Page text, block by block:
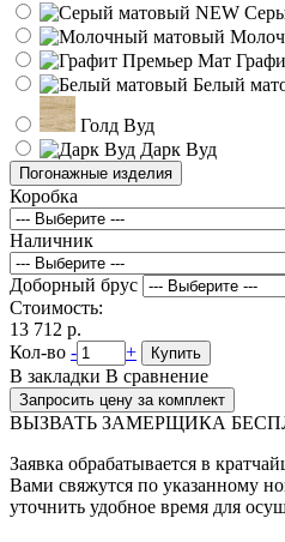
Белый
Голд Вуд
Дарк Вуд
Погонажные изделия
Коробка
Наличник
Доборный брус
Стоимость:
13 712 р.
Кол-во - + Купить
В закладки В сравнение
Запросить цену за комплект
ВЫЗВАТЬ ЗАМЕРЩИКА
Заявка обрабатывается в
Вами свяжутся по указанному
уточнить удобное время для